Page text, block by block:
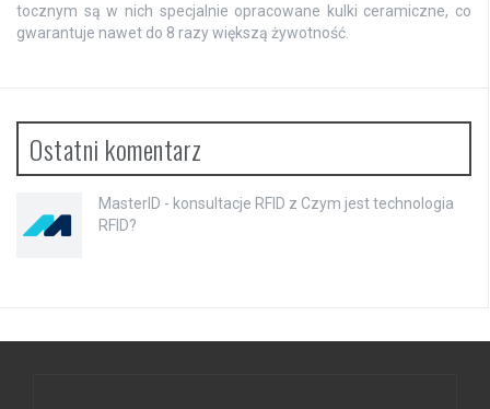
tocznym są w nich specjalnie opracowane kulki ceramiczne, co
gwarantuje nawet do 8 razy większą żywotność.
Ostatni komentarz
MasterID - konsultacje RFID z Czym jest technologia
RFID?